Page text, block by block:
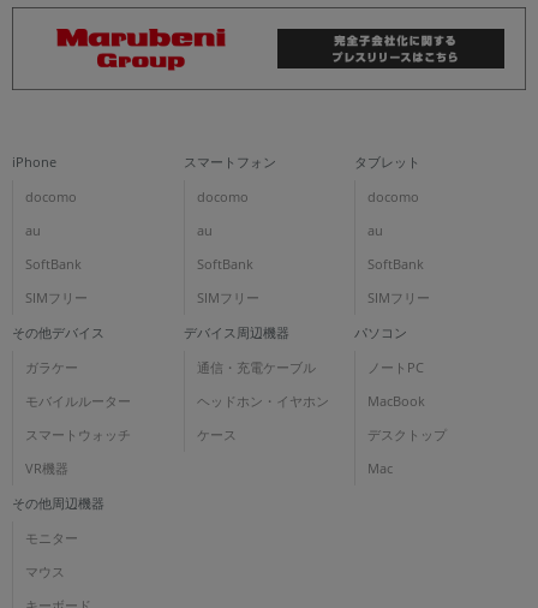
iPhone
docomo
au
SoftBank
SIMフリー
スマートフォン
docomo
au
SoftBank
SIMフリー
タブレット
docomo
au
SoftBank
SIMフリー
その他デバイス
ガラケー
モバイルルーター
スマートウォッチ
VR機器
デバイス周辺機器
通信・充電ケーブル
ヘッドホン・イヤホン
ケース
パソコン
ノートPC
MacBook
デスクトップ
Mac
その他周辺機器
モニター
マウス